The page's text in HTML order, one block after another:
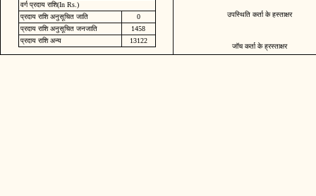
वर्ग प्रदाय राशि(In Rs.)
प्रदाय राशि अनुसूचित जाति
0
प्रदाय राशि अनुसूचित जनजाति
1458
प्रदाय राशि अन्य
13122
उपस्थिति कर्ता के हस्ताक्षर
जॉच कर्ता के ह्रस्ताक्षर